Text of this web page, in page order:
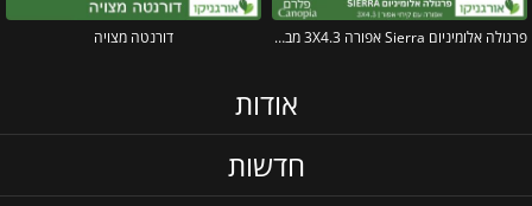
פרגולה אלומיניום Sierra אפורה 3X4.3 מבית פלרם – Canopia דורנטה מצויה
אודות
חדשות